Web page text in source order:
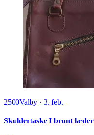
2500Valby · 3. feb.
Skuldertaske I brunt læder